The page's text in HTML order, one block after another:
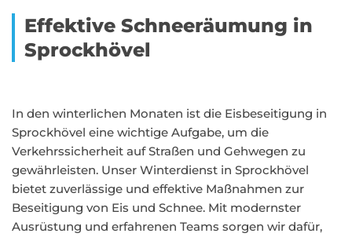
Effektive Schneeräumung in
Sprockhövel
In den winterlichen Monaten ist die Eisbeseitigung in
Sprockhövel eine wichtige Aufgabe, um die
Verkehrssicherheit auf Straßen und Gehwegen zu
gewährleisten. Unser Winterdienst in Sprockhövel
bietet zuverlässige und effektive Maßnahmen zur
Beseitigung von Eis und Schnee. Mit modernster
Ausrüstung und erfahrenen Teams sorgen wir dafür,